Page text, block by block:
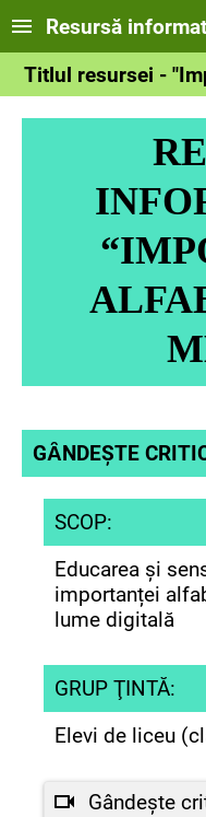
Resursă
Titlul resursei -
GȂNDEŞTE
SCOP:
Educarea și
importanței
lume digitală
GRUP ŢINTĂ:
Elevi de liceu
Gândește